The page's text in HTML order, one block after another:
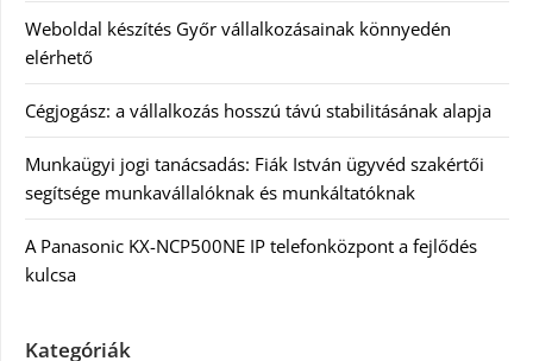
Weboldal készítés Győr vállalkozásainak könnyedén
elérhető
Cégjogász: a vállalkozás hosszú távú stabilitásának alapja
Munkaügyi jogi tanácsadás: Fiák István ügyvéd szakértői
segítsége munkavállalóknak és munkáltatóknak
A Panasonic KX-NCP500NE IP telefonközpont a fejlődés
kulcsa
Kategóriák